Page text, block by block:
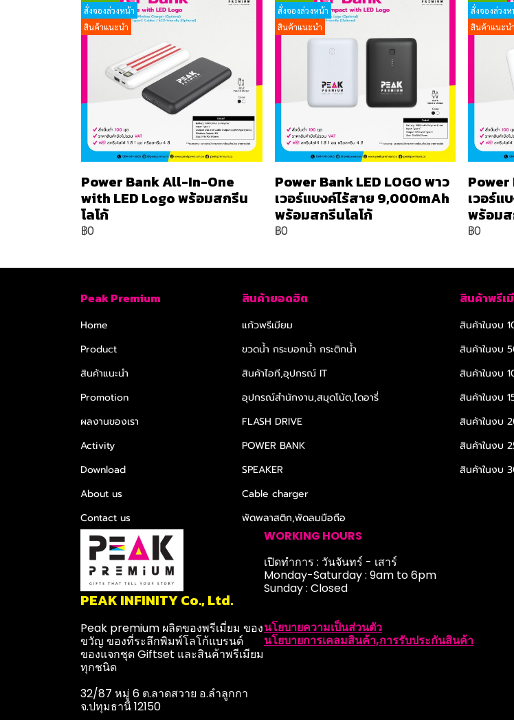
สั่งจองล่วงหน้า
สินค้าแนะนำ
Power Bank All-In-One
with LED Logo พร้อมสกรีน
โลโก้
฿0
สั่งจองล่วงหน้า
สินค้าแนะนำ
Power Bank LED LOGO พาว
เวอร์แบงค์ไร้สาย 9,000mAh
พร้อมสกรีนโลโก้
฿0
สั่งจองล่วงห
สินค้าแนะนำ
Power
เวอร์แ
พร้อมส
฿0
Peak Premium
Home
Product
สินค้าแนะนำ
Promotion
ผลงานของเรา
Activity
Download
About us
Contact us
สินค้ายอดฮิต
แก้วพรีเมียม
ขวดน้ำ กระบอกน้ำ กระติกน้ำ
สินค้าไอที,อุปกรณ์ IT
อุปกรณ์สำนักงาน,สมุดโน้ต,ไดอารี่
FLASH DRIVE
POWER BANK
SPEAKER
Cable charger
พัดพลาสติก,พัดลมมือถือ
สินค้าพรีเ
สินค้าในงบ
สินค้าในงบ
สินค้าในงบ
สินค้าในงบ
สินค้าในงบ
สินค้าในงบ
สินค้าในงบ
PEAK INFINITY Co., Ltd.
Peak premium ผลิตของพรีเมี่ยม ของ
ขวัญ ของที่ระลึกพิมพ์โลโก้แบรนด์
ของแจกชุด Giftset และสินค้าพรีเมียม
ทุกชนิด
32/87 หมู่ 6 ต.ลาดสวาย อ.ลำลูกกา
จ.ปทุมธานี 12150
WORKING HOURS
เปิดทำการ : วันจันทร์ - เสาร์
Monday-Saturday : 9am to 6pm
Sunday : Closed
นโยบายความเป็นส่วนตัว
นโยบายการเคลมสินค้า,การรับประกันสินค้า